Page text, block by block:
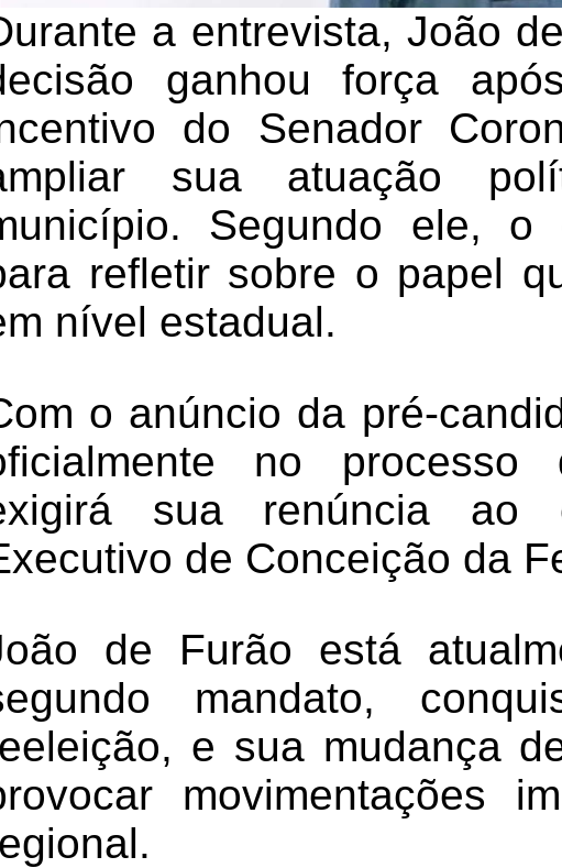
a entrevista, João
ganhou força
do Senador
sua atuação
Segundo ele, o
refletir sobre o papel
nível estadual.
o anúncio da pré-
no processo
sua renúncia
de Conceição da
de Furão está
mandato,
e sua mudança
movimentações